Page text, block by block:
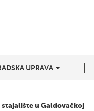
UPRAVA
u Galdovačkoj